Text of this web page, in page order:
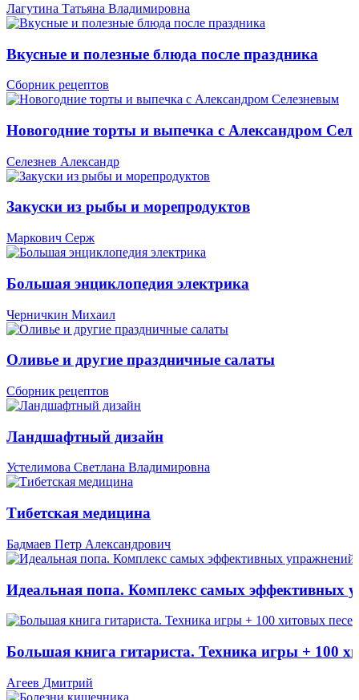
Лагутина Татьяна Владимировна
Вкусные и полезные блюда после праздника
Сборник рецептов
Новогодние торты и выпечка с Александром
Селезнев Александр
Закуски из рыбы и морепродуктов
Маркович Серж
Большая энциклопедия электрика
Черничкин Михаил
Оливье и другие праздничные салаты
Сборник рецептов
Ландшафтный дизайн
Устелимова Светлана Владимировна
Тибетская медицина
Бадмаев Петр Александрович
Идеальная попа. Комплекс самых эффективных
Большая книга гитариста. Техника игры + 100
Агеев Дмитрий